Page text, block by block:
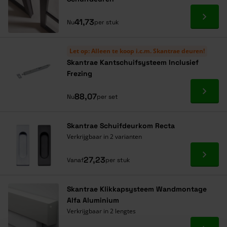
Nu41,73per stuk Ga
Let op: Alleen te koop i.c.m. Skantrae deuren!
Skantrae Kantschuifsysteem Inclusief
Frezing
Nu88,07per set Ga
Skantrae Schuifdeurkom Recta
Verkrijgbaar in 2 varianten
Vanaf27,23per stuk Ga
Skantrae Klikkapsysteem Wandmontage
Alfa Aluminium
Verkrijgbaar in 2 lengtes